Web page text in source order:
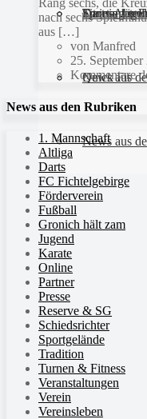
Training
Fitness für
Quick Fit
News aus
Darts-
News aus
Rang sechs, die
nach sechs
aus […]
von Manfred
25. September
Kommentare
News aus den Rubriken
1. Mannschaft
Altliga
Darts
FC Fichtelgebirge
Förderverein
Fußball
Gronich hält zam
Jugend
Karate
Online
Partner
Presse
Reserve & SG
Schiedsrichter
Sportgelände
Tradition
Turnen & Fitness
Veranstaltungen
Verein
Vereinsleben